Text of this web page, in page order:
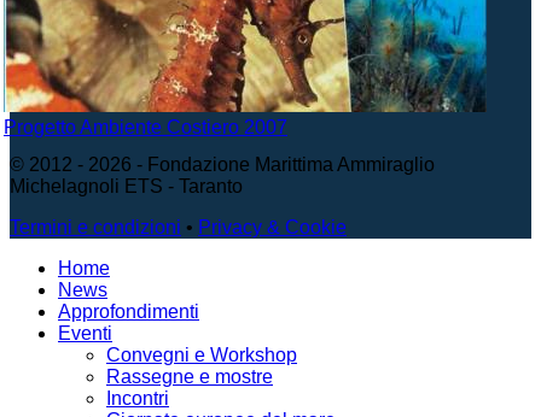
Progetto Ambiente Costiero 2007
© 2012 - 2026 - Fondazione Marittima Ammiraglio
Michelagnoli ETS - Taranto
Termini e condizioni • Privacy & Cookie
Home
News
Approfondimenti
Eventi
Convegni e Workshop
Rassegne e mostre
Incontri